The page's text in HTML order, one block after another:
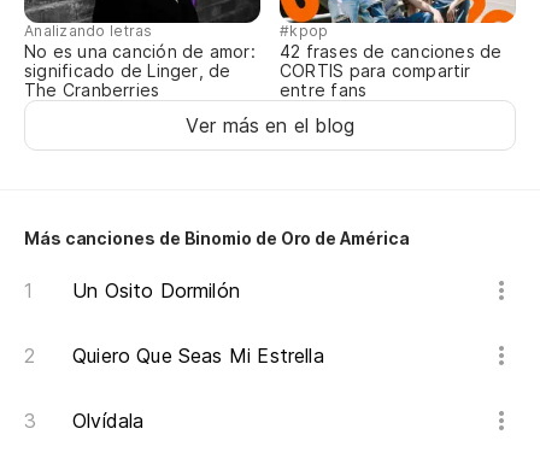
Analizando letras
No es una canción de amor:
significado de Linger, de
The Cranberries
#kpop
42 frases de canciones de
CORTIS para compartir
entre fans
Ver más en el blog
Más canciones de Binomio de Oro de América
Un Osito Dormilón
Quiero Que Seas Mi Estrella
Olvídala